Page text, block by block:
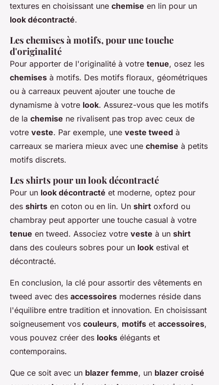
textures en choisissant une chemise en lin pour un
look décontracté.
Les chemises à motifs, pour une touche
d'originalité
Pour apporter de l'originalité à votre tenue, osez les
chemises à motifs. Des motifs floraux, géométriques
ou à carreaux peuvent ajouter une touche de
dynamisme à votre look. Assurez-vous que les motifs
de la chemise ne rivalisent pas trop avec ceux de
votre veste. Par exemple, une veste tweed à
carreaux se mariera mieux avec une chemise à petits
motifs discrets.
Les shirts pour un look décontracté
Pour un look décontracté et moderne, optez pour
des shirts en coton ou en lin. Un shirt oxford ou
chambray peut apporter une touche casual à votre
tenue en tweed. Associez votre veste à un shirt
dans des couleurs sobres pour un look estival et
décontracté.
En conclusion, la clé pour assortir des vêtements en
tweed avec des accessoires modernes réside dans
l'équilibre entre tradition et innovation. En choisissant
soigneusement vos couleurs, motifs et accessoires,
vous pouvez créer des looks élégants et
contemporains.
Que ce soit avec un blazer femme, un blazer croisé